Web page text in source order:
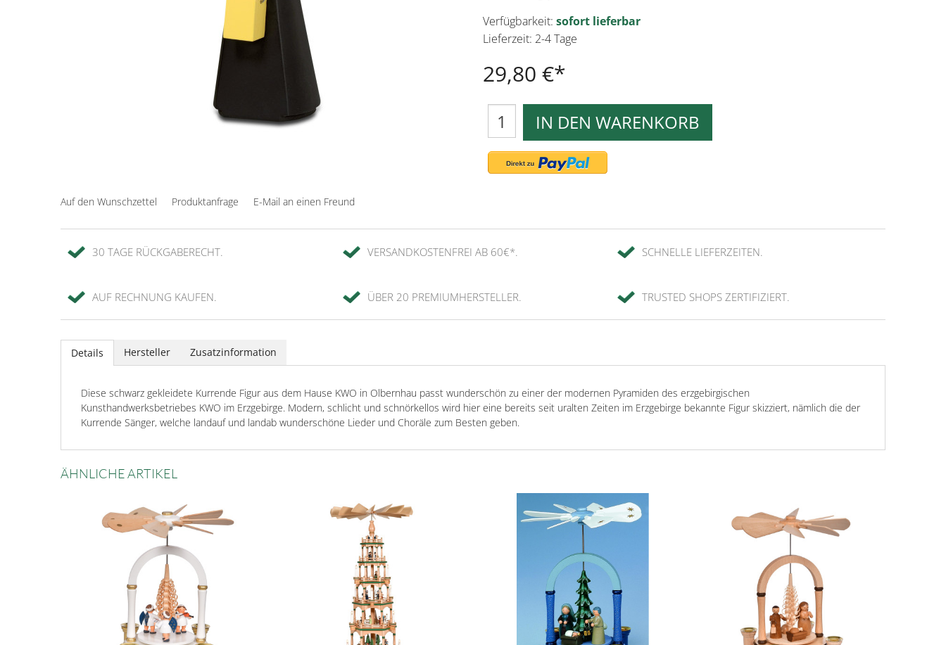
Verfügbarkeit: sofort lieferbar
Lieferzeit: 2-4 Tage
29,80 €
IN DEN WARENKORB
Auf den Wunschzettel Produktanfrage E-Mail an einen Freund
30 TAGE RÜCKGABERECHT. VERSANDKOSTENFREI AB 60€*. SCHNELLE LIEFERZEITEN.
AUF RECHNUNG KAUFEN. ÜBER 20 PREMIUMHERSTELLER. TRUSTED SHOPS ZERTIFIZIERT.
Details Hersteller Zusatzinformation
Diese schwarz gekleidete Kurrende Figur aus dem Hause KWO in Olbernhau passt wunderschön zu einer der modernen Pyramiden des erzgebirgischen
Kunsthandwerksbetriebes KWO im Erzgebirge. Modern, schlicht und schnörkellos wird hier eine bereits seit uralten Zeiten im Erzgebirge bekannte Figur skizziert, nämlich die der
Kurrende Sänger, welche landauf und landab wunderschöne Lieder und Choräle zum Besten geben.
ÄHNLICHE ARTIKEL